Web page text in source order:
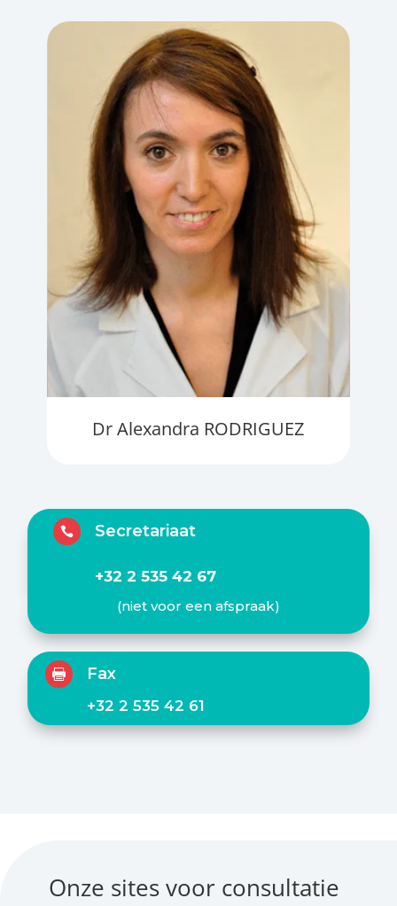
Dr Alexandra RODRIGUEZ
 Secretariaat
+32 2 535 42 67
(niet voor een afspraak)
 Fax
+32 2 535 42 61
Onze sites voor consultatie